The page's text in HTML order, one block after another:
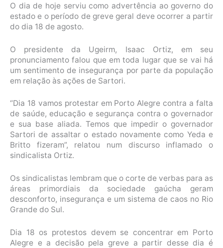
O dia de hoje serviu como advertência ao governo do
estado e o período de greve geral deve ocorrer a partir
do dia 18 de agosto.
O presidente da Ugeirm, Isaac Ortiz, em seu
pronunciamento falou que em toda lugar que se vai há
um sentimento de insegurança por parte da população
em relação às ações de Sartori.
“Dia 18 vamos protestar em Porto Alegre contra a falta
de saúde, educação e segurança contra o governador
e sua base aliada. Temos que impedir o governador
Sartori de assaltar o estado novamente como Yeda e
Britto fizeram”, relatou num discurso inflamado o
sindicalista Ortiz.
Os sindicalistas lembram que o corte de verbas para as
áreas primordiais da sociedade gaúcha geram
desconforto, insegurança e um sistema de caos no Rio
Grande do Sul.
Dia 18 os protestos devem se concentrar em Porto
Alegre e a decisão pela greve a partir desse dia é